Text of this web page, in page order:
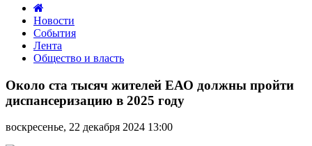
Новости
События
Лента
Общество и власть
ста
жителей
должны
Около ста тысяч жителей ЕАО должны пройти
диспансеризацию в 2025 году
воскресенье, 22 декабря 2024 13:00